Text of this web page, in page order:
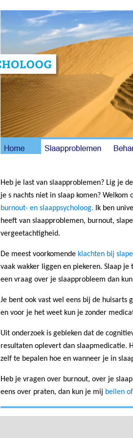
Heb je last van slaapproblemen? Lig je
je s nachts niet in slaap komen? Welkom
burnout- en slaappsycholoog.
Ik ben
heeft van slaapproblemen, burnout,
vergeetachtigheid.
De meest voorkomende klachten bij
vaak wakker liggen en piekeren. Slaap
een vraag over je slaapprobleem dan
Je bent ook vast wel eens bij de
en voor je het weet kun je zonder
Uit onderzoek is gebleken dat de
resultaten oplevert dan slaapmedicatie.
zelf te bepalen hoe en wanneer je in
Heb je vragen over burnout, over je
eens over praten, dan kun je mij bellen